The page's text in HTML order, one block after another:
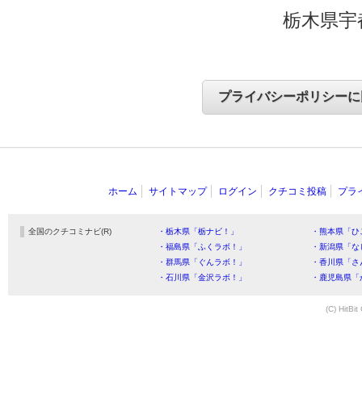
栃木県
ホーム サイトマップ ログイン クチコミ投稿 プラ
全国のクチコミナビ(R) ・栃木県「栃ナビ！」
・熊本県「
・福島県「ふくラボ！」
・新潟県「
・群馬県「ぐんラボ！」
・香川県「
・石川県「金沢ラボ！」
・鹿児島県
(C) HitBit